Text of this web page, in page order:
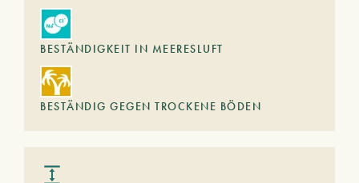
BESTÄNDIGKEIT IN MEERESLUFT
BESTÄNDIG GEGEN TROCKENE BÖDEN